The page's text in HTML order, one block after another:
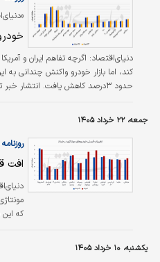
دنیای‌اقتصاد: اگرچه تفاهم ایران و
کند، اما بازار خودرو واکنش چندانی
حدود ۳درصد
همان‌طور که عنوان شد بازار خودرو
جمعه، ۲۲ خرداد ۱۴۰۵
روزنامه
افت
که
یکشنبه، ۱۰ خرداد ۱۴۰۵